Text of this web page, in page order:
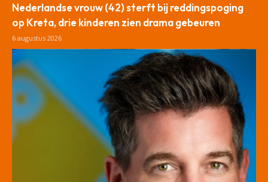
Nederlandse vrouw (42) sterft bij reddingspoging
op Kreta, drie kinderen zien drama gebeuren
6 augustus 2026